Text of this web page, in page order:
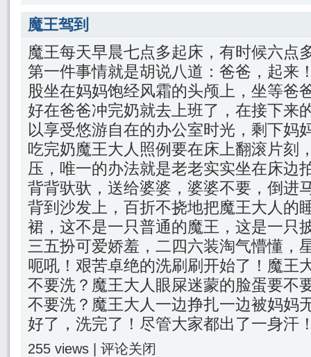
魔王驾到
魔王每天早晨七点多起床，有时候六点
第一件事情就是胡说八道：爸爸，起来
股坐在妈妈饱经风霜的头颅上，坐等爸
好在爸爸冲完奶就去上班了，在接下来
以享受悠游自在的办公室时光，剩下妈
吃完奶魔王大人照例要在床上翻滚片刻
压，唯一的办法就是老老实实坐在床边
背背驮驮，送给婆婆，婆婆不要，倒进
背到沙发上，百折不挠地把魔王大人的
裙，这不是一只普通的魔王，这是一只
三五扮可爱娇羞，二四六装淘气懵懂，
呃吼！艰苦卓绝的洗刷刷开始了！魔王
不要洗？魔王大人眼屎迷蒙的脸蛋要不
不要洗？魔王大人一边挣扎一边被妈
好了，洗完了！尽管大家都出了一身汗
255 views | 评论关闭